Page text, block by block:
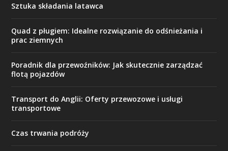
Sztuka składania latawca
Quad z pługiem: Idealne rozwiązanie do odśnieżania i
prac ziemnych
Poradnik dla przewoźników: Jak skutecznie zarządzać
flotą pojazdów
Transport do Anglii: Oferty przewozowe i usługi
transportowe
Czas trwania podróży